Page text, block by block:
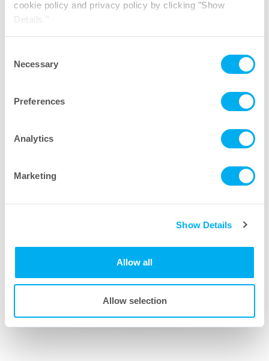
cookie policy and privacy policy by clicking "Show
Details."
Selection
Necessary
Preferences
Analytics
Marketing
Show Details
Allow all
Allow selection
ディスクフィルター
CM/CKカプセルフィルター360°ビ
ュー